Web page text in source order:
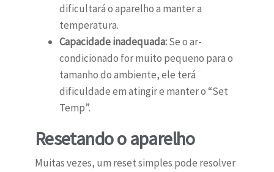
dificultará o aparelho a manter a
temperatura.
Capacidade inadequada:Se o ar-
condicionado for muito pequeno para o
tamanho do ambiente, ele terá
dificuldade em atingir e manter o “Set
Temp”.
Resetando o aparelho
Muitas vezes, um reset simples pode resolver